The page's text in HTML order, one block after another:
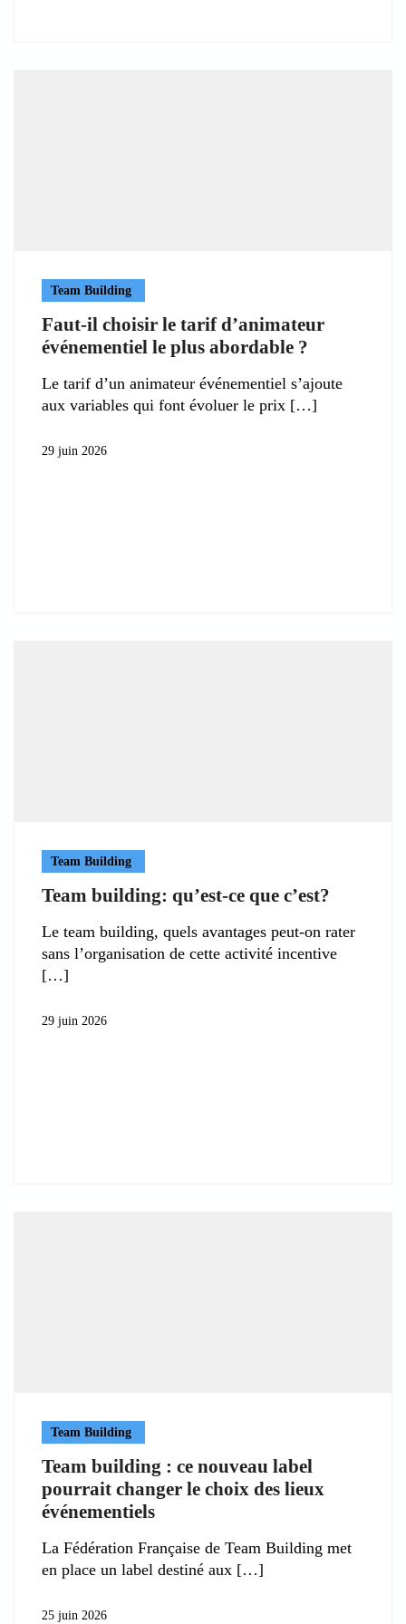
Team Building
Faut-il choisir le tarif d’animateur
événementiel le plus abordable ?
Le tarif d’un animateur événementiel s’ajoute
aux variables qui font évoluer le prix
29 juin 2026
Team Building
Team building: qu’est-ce que c’est?
Le team building, quels avantages peut-on rater
sans l’organisation de cette activité incentive
29 juin 2026
Team Building
Team building : ce nouveau label
pourrait changer le choix des lieux
événementiels
La Fédération Française de Team Building met
en place un label destiné aux
25 juin 2026